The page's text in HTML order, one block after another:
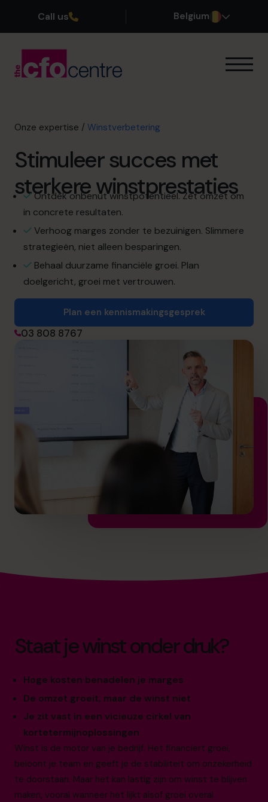
Call us Belgium
Winstverbetering
Opschalen
CFO voor CFO’s
Aanvullende diensten
Onze werkwijze
Onze CFO’s
Getuigenissen
Over ons
Word lid van ons team
info.be@cfocentre.com
Onze expertise / Winstverbetering
Stimuleer succes met
sterkere winstprestaties
Ontdek onbenut winstpotentieel. Zet omzet om
in concrete resultaten.
Verhoog marges zonder te bezuinigen. Slimmere
strategieën, niet alleen besparingen.
Behaal duurzame financiële groei. Plan
doelgericht, groei met vertrouwen.
Plan een kennismakingsgesprek
03 808 8767
Staat je winst onder druk?
Hoge kosten benadelen je marges
De omzet groeit, maar de winst niet
Je zit vast in een vicieuze cirkel van
kortetermijnoplossingen
Winst is de motor van je bedrijf. Het financiert groei,
beloont je team en geeft je de stabiliteit om onzekerheid
te doorstaan. Maar het kan lastig zijn om winst te blijven
maken, vooral wanneer het lijkt alsof groei overal